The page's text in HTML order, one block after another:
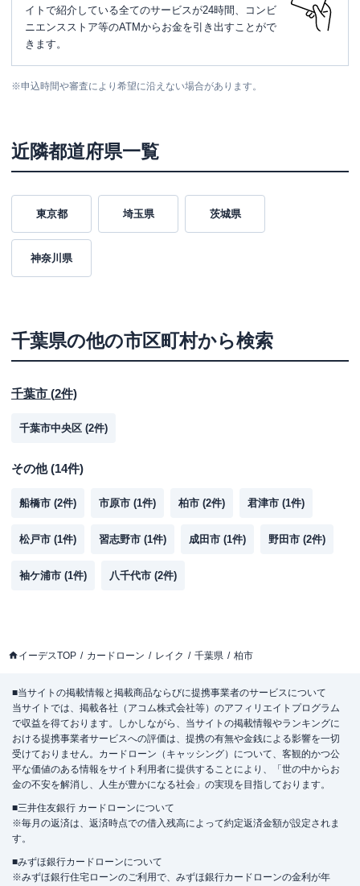
イトで紹介している全てのサービスが24時間、コンビ
ニエンスストア等のATMからお金を引き出すことがで
きます。
※申込時間や審査により希望に沿えない場合があります。
近隣都道府県一覧
東京都 埼玉県 茨城県
神奈川県
千葉県の他の市区町村から検索
千葉市 (2件)
千葉市中央区 (2件)
その他(14件)
船橋市 (2件) 市原市 (1件) 柏市 (2件) 君津市 (1件)
松戸市 (1件) 習志野市 (1件) 成田市 (1件) 野田市 (2件)
袖ケ浦市 (1件) 八千代市 (2件)
イーデスTOP カードローン レイク 千葉県 柏市
■当サイトの掲載情報と掲載商品ならびに提携事業者のサービスについて
当サイトでは、掲載各社（アコム株式会社等）のアフィリエイトプログラム
で収益を得ております。しかしながら、当サイトの掲載情報やランキングに
おける提携事業者サービスへの評価は、提携の有無や金銭による影響を一切
受けておりません。カードローン（キャッシング）について、客観的かつ公
平な価値のある情報をサイト利用者に提供することにより、「世の中からお
金の不安を解消し、人生が豊かになる社会」の実現を目指しております。
■三井住友銀行 カードローンについて
※毎月の返済は、返済時点での借入残高によって約定返済金額が設定されま
す。
■みずほ銀行カードローンについて
※みずほ銀行住宅ローンのご利用で、みずほ銀行カードローンの金利が年